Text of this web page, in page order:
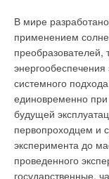
В мире
применением
преобразователей,
системного
единовременно при
будущей
первопроходцем и
эксперимента до
проведенного
государственные,
– на заводе
Предмет особой
Рис. 2. Пруды на
Технологическое
поддерживается в
критерий для